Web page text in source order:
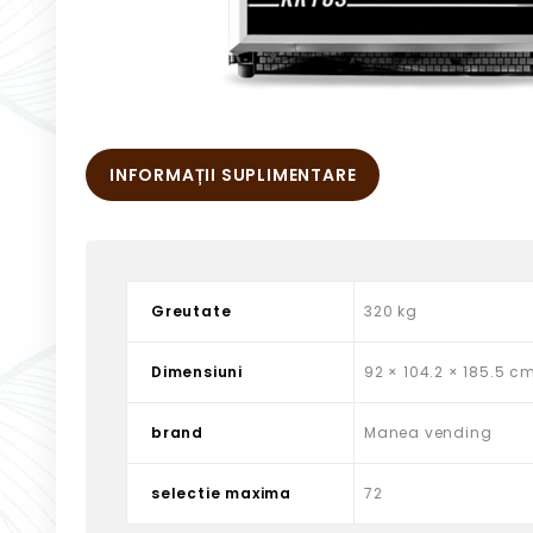
INFORMAȚII SUPLIMENTARE
Greutate 320 kg
Dimensiuni 92 × 104.2 × 185.5
brand Manea vending
selectie maxima 72